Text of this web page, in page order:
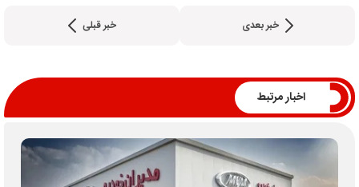
خبر بعدی خبر قبلی
اخبار مرتبط